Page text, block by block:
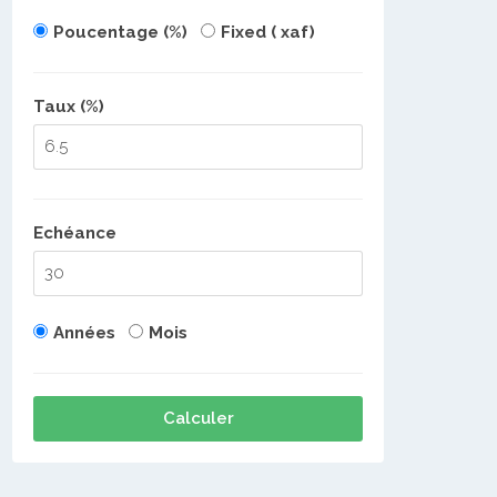
Poucentage (%) Fixed ( xaf)
Taux (%)
Echéance
Années Mois
Calculer